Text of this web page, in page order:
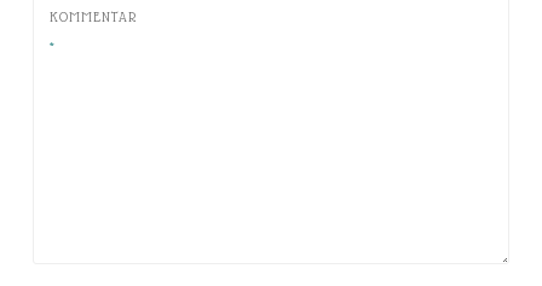
KOMMENTAR
*